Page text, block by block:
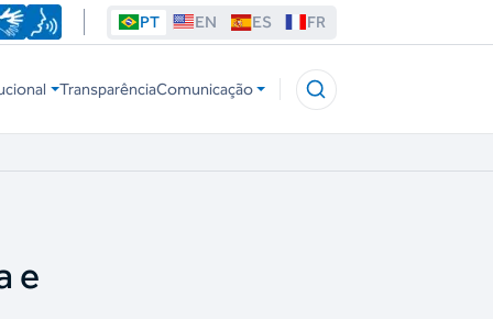
PT EN ES FR
TransparênciaComunicação
e